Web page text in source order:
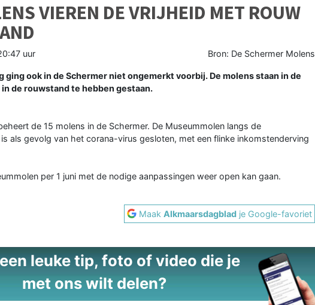
VIEREN DE VRIJHEID MET ROUW
uur Bron: De Schermer Molens
ging ook in de Schermer niet ongemerkt voorbij. De molens staan in de
de rouwstand te hebben gestaan.
de 15 molens in de Schermer. De Museummolen langs de
als gevolg van het corana-virus gesloten, met een flinke inkomstenderving
per 1 juni met de nodige aanpassingen weer open kan gaan.
MaakAlkmaarsdagblad je Google-favoriet
leuke tip, foto of video die je
met ons wilt delen?